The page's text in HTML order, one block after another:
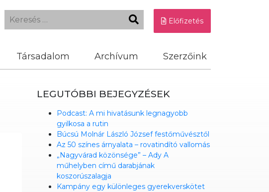
Előfizetés
Társadalom Archívum Szerzőink
LEGUTÓBBI BEJEGYZÉSEK
Podcast: A mi hivatásunk legnagyobb
gyilkosa a rutin
Búcsú Molnár László József festőművésztől
Az 50 színes árnyalata – rovatindító vallomás
„Nagyvárad közönsége” – Ady A
műhelyben című darabjának
koszorúszalagja
Kampány egy különleges gyerekverskötet